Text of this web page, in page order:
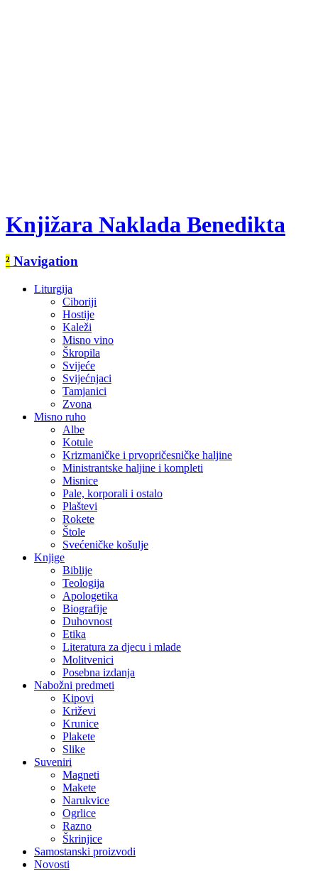
Knjižara Naklada Benedikta
² Navigation
Liturgija
Ciboriji
Hostije
Kaleži
Misno vino
Škropila
Svijeće
Svijećnjaci
Tamjanici
Zvona
Misno ruho
Albe
Kotule
Krizmaničke i prvopričesničke haljine
Ministrantske haljine i kompleti
Misnice
Pale, korporali i ostalo
Plaštevi
Rokete
Štole
Svećeničke košulje
Knjige
Biblije
Teologija
Apologetika
Biografije
Duhovnost
Etika
Literatura za djecu i mlade
Molitvenici
Posebna izdanja
Nabožni predmeti
Kipovi
Križevi
Krunice
Plakete
Slike
Suveniri
Magneti
Makete
Narukvice
Ogrlice
Razno
Škrinjice
Samostanski proizvodi
Novosti